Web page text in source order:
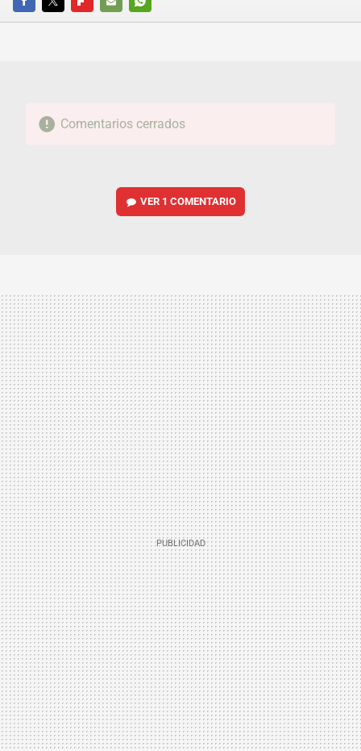
FACEBOOKTWITTERFLIPBOARD
E-
WHATSAPP
Comentarios cerrados
VER 1 COMENTARIO